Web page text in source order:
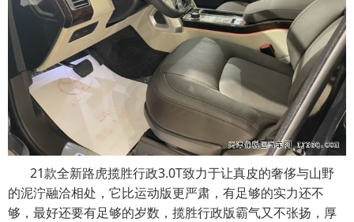
21款全新路虎揽胜行政3.0T致力于让真皮的奢侈与山野
的泥泞融洽相处，它比运动版更严肃，有足够的实力还不
够，最好还要有足够的岁数，揽胜行政版霸气又不张扬，厚